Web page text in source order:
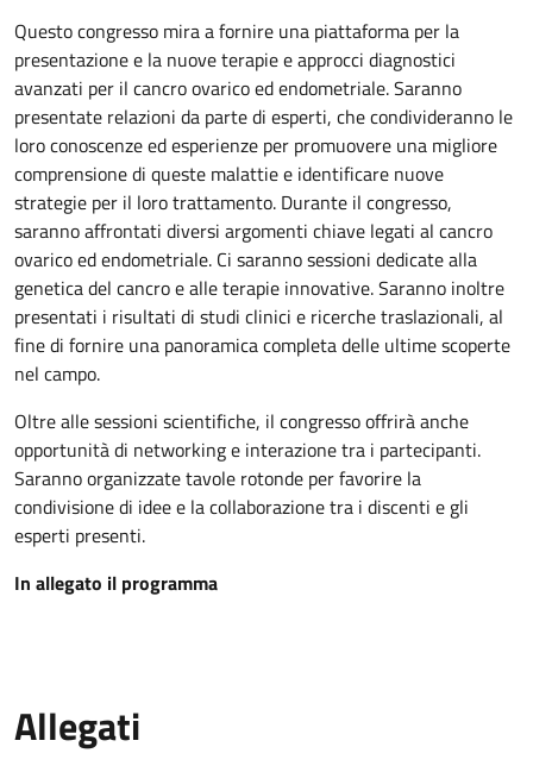
Questo congresso mira a fornire una piattaforma per la
presentazione e la nuove terapie e approcci diagnostici
avanzati per il cancro ovarico ed endometriale. Saranno
presentate relazioni da parte di esperti, che condivideranno le
loro conoscenze ed esperienze per promuovere una migliore
comprensione di queste malattie e identificare nuove
strategie per il loro trattamento. Durante il congresso,
saranno affrontati diversi argomenti chiave legati al cancro
ovarico ed endometriale. Ci saranno sessioni dedicate alla
genetica del cancro e alle terapie innovative. Saranno inoltre
presentati i risultati di studi clinici e ricerche traslazionali, al
fine di fornire una panoramica completa delle ultime scoperte
nel campo.
Oltre alle sessioni scientifiche, il congresso offrirà anche
opportunità di networking e interazione tra i partecipanti.
Saranno organizzate tavole rotonde per favorire la
condivisione di idee e la collaborazione tra i discenti e gli
esperti presenti.
In allegato il programma
Allegati